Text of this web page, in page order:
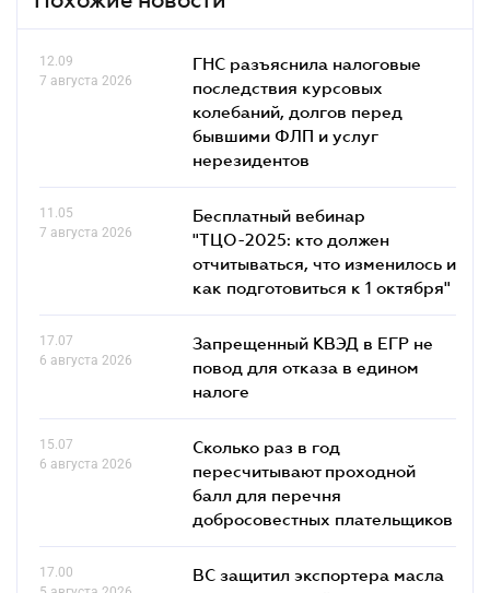
12.09
7 августа 2026
ГНС разъяснила налоговые
последствия курсовых
колебаний, долгов перед
бывшими ФЛП и услуг
нерезидентов
11.05
7 августа 2026
Бесплатный вебинар
"ТЦО-2025: кто должен
отчитываться, что изменилось и
как подготовиться к 1 октября"
17.07
6 августа 2026
Запрещенный КВЭД в ЕГР не
повод для отказа в едином
налоге
15.07
6 августа 2026
Сколько раз в год
пересчитывают проходной
балл для перечня
добросовестных плательщиков
17.00
ВС защитил экспортера масла